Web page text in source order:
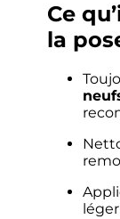
Ce
la